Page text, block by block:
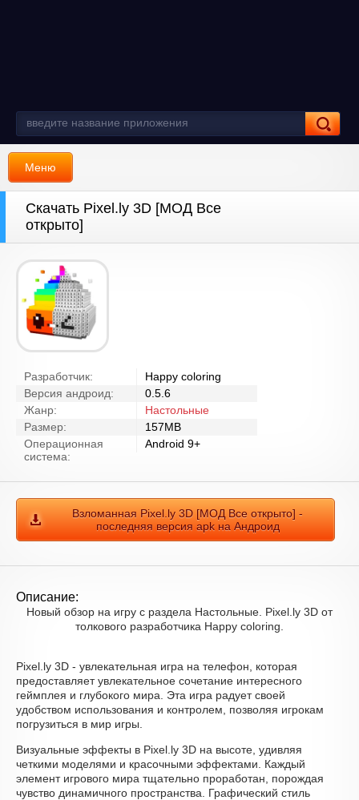
Меню
Скачать Pixel.ly 3D [МОД Все
открыто]
Разработчик:
Happy coloring
Версия андроид:
0.5.6
Жанр:
Настольные
Размер:
157MB
Операционная
система:
Android 9+
Взломанная Pixel.ly 3D [МОД Все открыто] -
последняя версия apk на Андроид
Описание:
Новый обзор на игру с раздела Настольные. Pixel.ly 3D от
толкового разработчика Happy coloring.
Pixel.ly 3D - увлекательная игра на телефон, которая
предоставляет увлекательное сочетание интересного
геймплея и глубокого мира. Эта игра радует своей
удобством использования и контролем, позволяя игрокам
погрузиться в мир игры.
Визуальные эффекты в Pixel.ly 3D на высоте, удивляя
четкими моделями и красочными эффектами. Каждый
элемент игрового мира тщательно проработан, порождая
чувство динамичного пространства. Графический стиль